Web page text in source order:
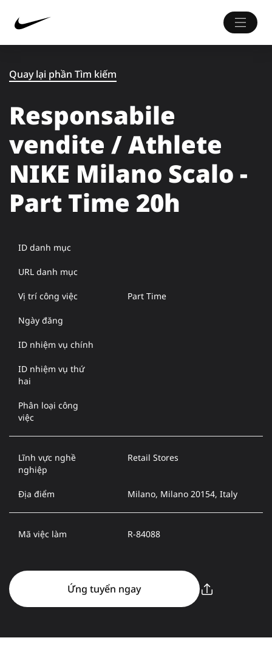
Quay lại phần Tìm kiếm
Responsabile
vendite / Athlete
NIKE Milano Scalo -
Part Time 20h
ID danh mục
URL danh mục
Vị trí công việc Part Time
Ngày đăng
ID nhiệm vụ chính
ID nhiệm vụ thứ
hai
Phân loại công
việc
Lĩnh vực nghề
nghiệp
Retail Stores
Địa điểm Milano, Milano 20154, Italy
Mã việc làm R-84088
Ứng tuyển ngay